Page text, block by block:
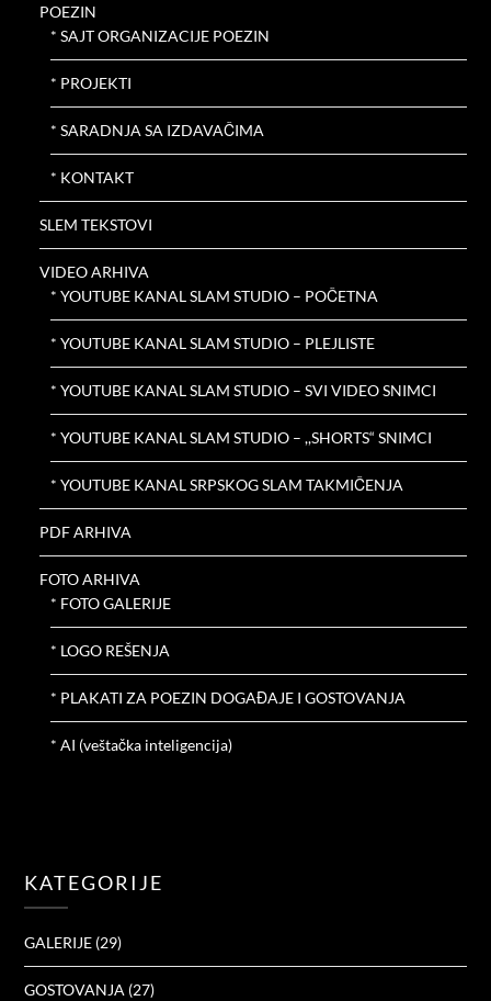
POEZIN
* SAJT ORGANIZACIJE POEZIN
* PROJEKTI
* SARADNJA SA IZDAVAČIMA
* KONTAKT
SLEM TEKSTOVI
VIDEO ARHIVA
* YOUTUBE KANAL SLAM STUDIO – POČETNA
* YOUTUBE KANAL SLAM STUDIO – PLEJLISTE
* YOUTUBE KANAL SLAM STUDIO – SVI VIDEO SNIMCI
* YOUTUBE KANAL SLAM STUDIO – ,,SHORTS“ SNIMCI
* YOUTUBE KANAL SRPSKOG SLAM TAKMIČENJA
PDF ARHIVA
FOTO ARHIVA
* FOTO GALERIJE
* LOGO REŠENJA
* PLAKATI ZA POEZIN DOGAĐAJE I GOSTOVANJA
* AI (veštačka inteligencija)
KATEGORIJE
GALERIJE (29)
GOSTOVANJA (27)